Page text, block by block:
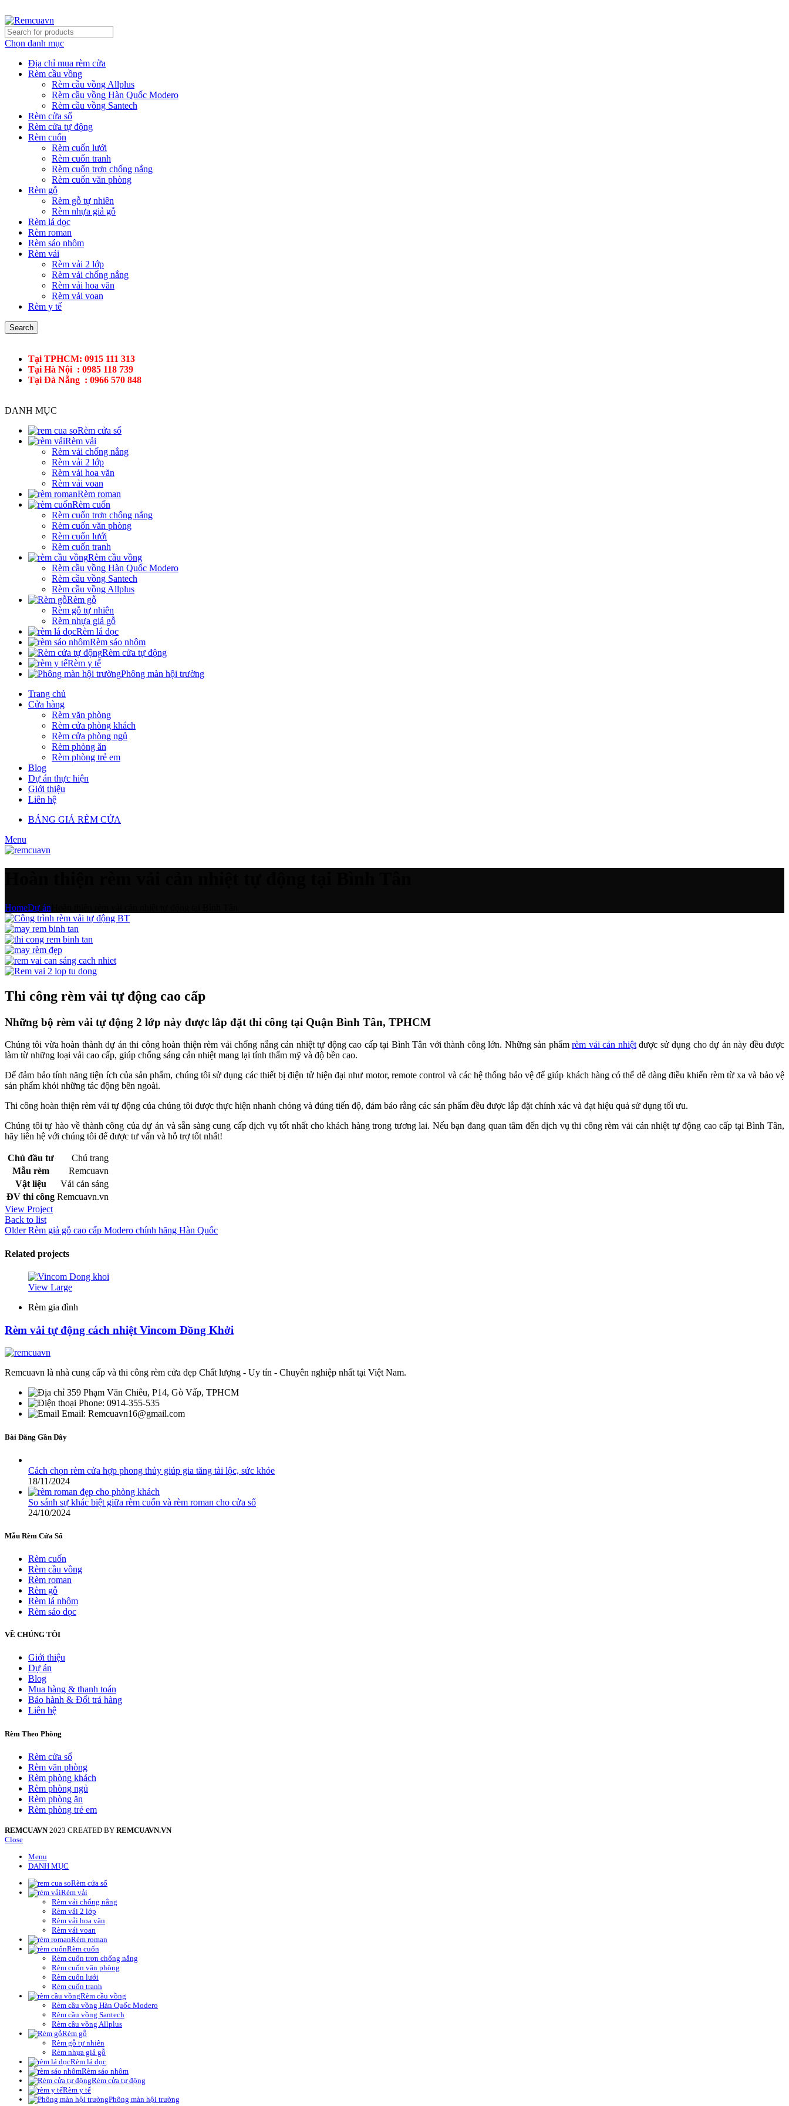
Chọn danh mục
Địa chỉ mua rèm cửa
Rèm cầu vồng
Rèm cầu vồng Allplus
Rèm cầu vồng Hàn Quốc Modero
Rèm cầu vồng Santech
Rèm cửa sổ
Rèm cửa tự động
Rèm cuốn
Rèm cuốn lưới
Rèm cuốn tranh
Rèm cuốn trơn chống nắng
Rèm cuốn văn phòng
Rèm gỗ
Rèm gỗ tự nhiên
Rèm nhựa giả gỗ
Rèm lá dọc
Rèm roman
Rèm sáo nhôm
Rèm vải
Rèm vải 2 lớp
Rèm vải chống nắng
Rèm vải hoa văn
Rèm vải voan
Rèm y tế
Search
Tại TPHCM: 0915 111 313
Tại Hà Nội : 0985 118 739
Tại Đà Nẵng : 0966 570 848
DANH MỤC
Rèm cửa sổ
Rèm vải
Rèm vải chống nắng
Rèm vải 2 lớp
Rèm vải hoa văn
Rèm vải voan
Rèm roman
Rèm cuốn
Rèm cuốn trơn chống nắng
Rèm cuốn văn phòng
Rèm cuốn lưới
Rèm cuốn tranh
Rèm cầu vồng
Rèm cầu vồng Hàn Quốc Modero
Rèm cầu vồng Santech
Rèm cầu vồng Allplus
Rèm gỗ
Rèm gỗ tự nhiên
Rèm nhựa giả gỗ
Rèm lá dọc
Rèm sáo nhôm
Rèm cửa tự động
Rèm y tế
Phông màn hội trường
Trang chủ
Cửa hàng
Rèm văn phòng
Rèm cửa phòng khách
Rèm cửa phòng ngủ
Rèm phòng ăn
Rèm phòng trẻ em
Blog
Dự án thực hiện
Giới thiệu
Liên hệ
BẢNG GIÁ RÈM CỬA
Menu
HomeDự án
Thi công rèm vải tự động cao cấp
Những bộ rèm vải tự động 2 lớp này được lắp đặt thi công tại Quận Bình Tân, TPHCM
Chúng tôi vừa hoàn thành dự án thi công hoàn thiện rèm vải chống nắng cản nhiệt tự động cao cấp tại Bình Tân với thành công lớn. Những sản phẩmrèm vải cản nhiệtđược sử dụng cho dự án này đều được
làm từ những loại vải cao cấp, giúp chống sáng cản nhiệt mang lại tính thẩm mỹ và độ bền cao.
Để đảm bảo tính năng tiện ích của sản phẩm, chúng tôi sử dụng các thiết bị điện tử hiện đại như motor, remote control và các hệ thống bảo vệ để giúp khách hàng có thể dễ dàng điều khiển rèm từ xa và bảo vệ
sản phẩm khỏi những tác động bên ngoài.
Thi công hoàn thiện rèm vải tự động của chúng tôi được thực hiện nhanh chóng và đúng tiến độ, đảm bảo rằng các sản phẩm đều được lắp đặt chính xác và đạt hiệu quả sử dụng tối ưu.
Chúng tôi tự hào về thành công của dự án và sẵn sàng cung cấp dịch vụ tốt nhất cho khách hàng trong tương lai. Nếu bạn đang quan tâm đến dịch vụ thi công rèm vải cản nhiệt tự động cao cấp tại Bình Tân,
hãy liên hệ với chúng tôi để được tư vấn và hỗ trợ tốt nhất!
Chủ đầu tư
Chú trang
Mẫu rèm
Remcuavn
Vật liệu
Vải cản sáng
ĐV thi công Remcuavn.vn
View Project
Back to list
Older Rèm giả gỗ cao cấp Modero chính hãng Hàn Quốc
Related projects
View Large
Rèm gia đình
Rèm vải tự động cách nhiệt Vincom Đồng Khởi
Remcuavn là nhà cung cấp và thi công rèm cửa đẹp Chất lượng - Uy tín - Chuyên nghiệp nhất tại Việt Nam.
359 Phạm Văn Chiêu, P14, Gò Vấp, TPHCM
Phone: 0914-355-535
Email: Remcuavn16@gmail.com
Bài Đăng Gần Đây
Cách chọn rèm cửa hợp phong thủy giúp gia tăng tài lộc, sức khỏe
18/11/2024
So sánh sự khác biệt giữa rèm cuốn và rèm roman cho cửa sổ
24/10/2024
Mẫu Rèm Cửa Sổ
Rèm cuốn
Rèm cầu vồng
Rèm roman
Rèm gỗ
Rèm lá nhôm
Rèm sáo dọc
VỀ CHÚNG TÔI
Giới thiệu
Dự án
Blog
Mua hàng & thanh toán
Bảo hành & Đổi trả hàng
Liên hệ
Rèm Theo Phòng
Rèm cửa sổ
Rèm văn phòng
Rèm phòng khách
Rèm phòng ngủ
Rèm phòng ăn
Rèm phòng trẻ em
REMCUAVN 2023 CREATED BY REMCUAVN.VN
Close
Menu
DANH MỤC
Rèm cửa sổ
Rèm vải
Rèm vải chống nắng
Rèm vải 2 lớp
Rèm vải hoa văn
Rèm vải voan
Rèm roman
Rèm cuốn
Rèm cuốn trơn chống nắng
Rèm cuốn văn phòng
Rèm cuốn lưới
Rèm cuốn tranh
Rèm cầu vồng
Rèm cầu vồng Hàn Quốc Modero
Rèm cầu vồng Santech
Rèm cầu vồng Allplus
Rèm gỗ
Rèm gỗ tự nhiên
Rèm nhựa giả gỗ
Rèm lá dọc
Rèm sáo nhôm
Rèm cửa tự động
Rèm y tế
Phông màn hội trường